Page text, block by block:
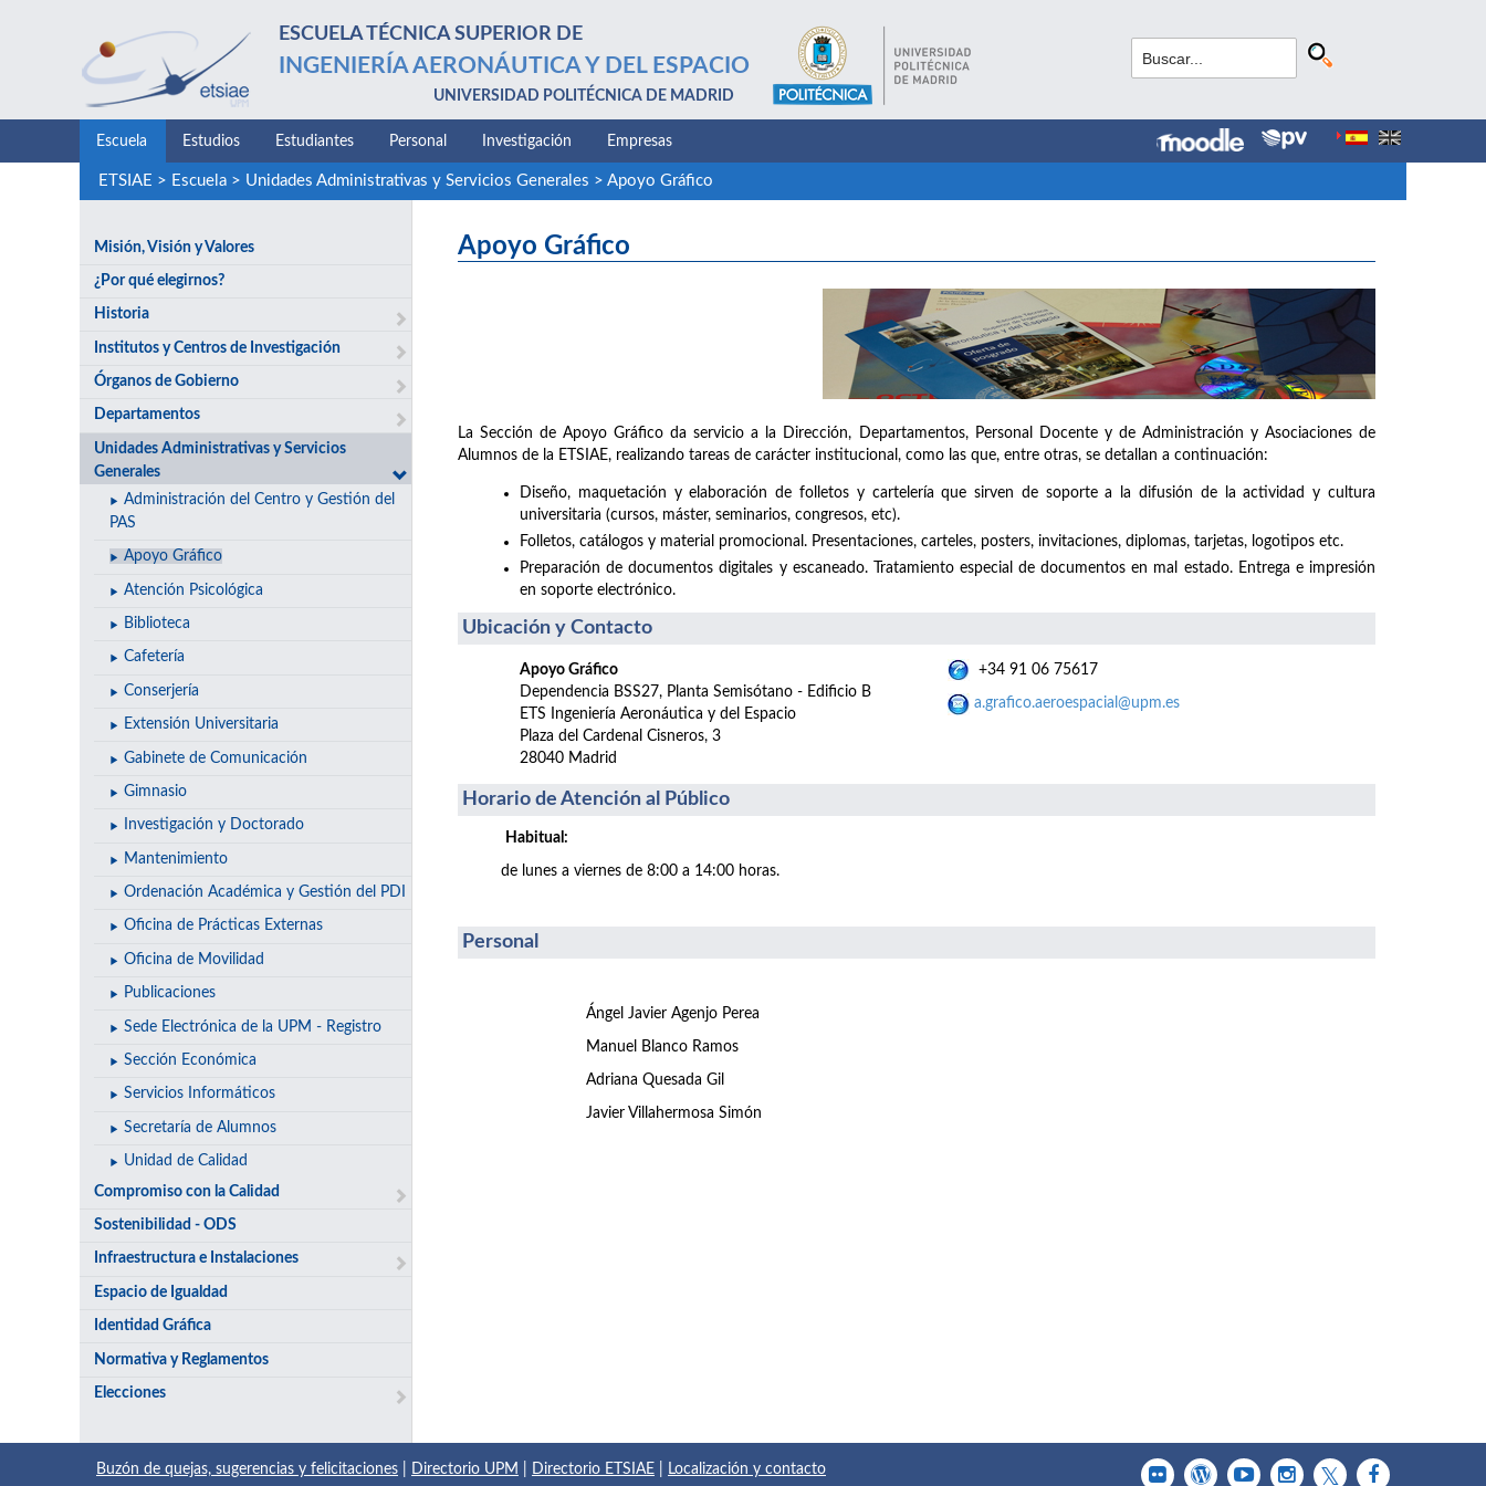
ESCUELA TÉCNICA SUPERIOR DE
INGENIERÍA AERONÁUTICA Y DEL ESPACIO
UNIVERSIDAD POLITÉCNICA DE MADRID
Escuela Estudios Estudiantes Personal Investigación Empresas
ETSIAE > Escuela> Unidades Administrativas y Servicios Generales > Apoyo Gráfico
Misión, Visión y Valores
¿Por qué elegirnos?
Historia
Institutos y Centros de Investigación
Órganos de Gobierno
Departamentos
Unidades Administrativas y Servicios
Generales
Administración del Centro y Gestión del
PAS
Apoyo Gráfico
Atención Psicológica
Biblioteca
Cafetería
Conserjería
Extensión Universitaria
Gabinete de Comunicación
Gimnasio
Investigación y Doctorado
Mantenimiento
Ordenación Académica y Gestión del PDI
Oficina de Prácticas Externas
Oficina de Movilidad
Publicaciones
Sede Electrónica de la UPM - Registro
Sección Económica
Servicios Informáticos
Secretaría de Alumnos
Unidad de Calidad
Compromiso con la Calidad
Sostenibilidad - ODS
Infraestructura e Instalaciones
Espacio de Igualdad
Identidad Gráfica
Normativa y Reglamentos
Elecciones
Apoyo Gráfico
La Sección de Apoyo Gráfico da servicio a la Dirección, Departamentos, Personal Docente y de Administración y Asociaciones de
Alumnos de la ETSIAE, realizando tareas de carácter institucional, como las que, entre otras, se detallan a continuación:
Diseño, maquetación y elaboración de folletos y cartelería que sirven de soporte a la difusión de la actividad y cultura
universitaria (cursos, máster, seminarios, congresos, etc).
Folletos, catálogos y material promocional. Presentaciones, carteles, posters, invitaciones, diplomas, tarjetas, logotipos etc.
Preparación de documentos digitales y escaneado. Tratamiento especial de documentos en mal estado. Entrega e impresión
en soporte electrónico.
Ubicación y Contacto
Apoyo Gráfico
Dependencia BSS27, Planta Semisótano - Edificio B
ETS Ingeniería Aeronáutica y del Espacio
Plaza del Cardenal Cisneros, 3
28040 Madrid
+34 91 06 75617
a.grafico.aeroespacial@upm.es
Horario de Atención al Público
Habitual:
de lunes a viernes de 8:00 a 14:00 horas.
Personal
Ángel Javier Agenjo Perea
Manuel Blanco Ramos
Adriana Quesada Gil
Javier Villahermosa Simón
Buzón de quejas, sugerencias y felicitaciones Directorio UPM Directorio ETSIAE Localización y contacto